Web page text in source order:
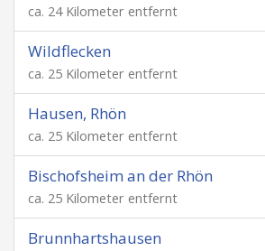
ca. 24 Kilometer entfernt
Wildflecken
ca. 25 Kilometer entfernt
Hausen, Rhön
ca. 25 Kilometer entfernt
Bischofsheim an der Rhön
ca. 25 Kilometer entfernt
Brunnhartshausen